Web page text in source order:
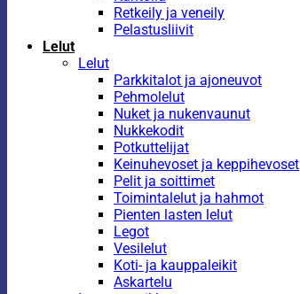
Retkeily ja veneily
Pelastusliivit
Lelut
Lelut
Parkkitalot ja ajoneuvot
Pehmolelut
Nuket ja nukenvaunut
Nukkekodit
Potkuttelijat
Keinuhevoset ja keppihevoset
Pelit ja soittimet
Toimintalelut ja hahmot
Pienten lasten lelut
Legot
Vesilelut
Koti- ja kauppaleikit
Askartelu